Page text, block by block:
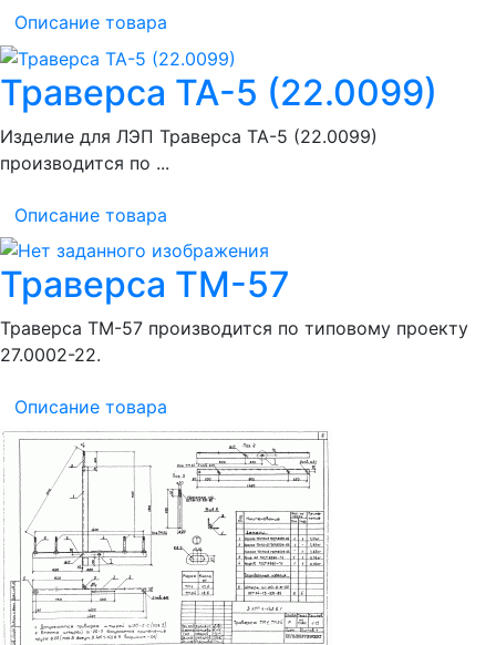
Описание товара
Траверса ТА-5 (22.0099)
Изделие для ЛЭП Траверса ТА-5 (22.0099)
производится по ...
Описание товара
Траверса ТМ-57
Траверса ТМ-57 производится по типовому проекту
27.0002-22.
Описание товара